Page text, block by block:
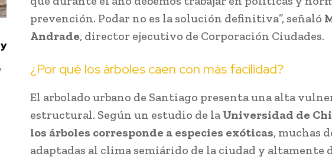
prevención. Podar no es la solución definitiva”, señaló
Andrade, director ejecutivo de Corporación Ciudades.
¿Por qué los árboles caen con más facilidad?
El arbolado urbano de Santiago presenta una alta
estructural. Según un estudio de la Universidad de
los árboles corresponde a especies exóticas, muchas
adaptadas al clima semiárido de la ciudad y altamente